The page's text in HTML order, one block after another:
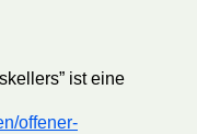
ist eine
offener-